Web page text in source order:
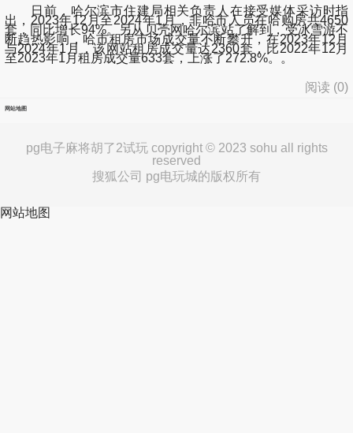
日前，哈尔滨市住建局相关负责人在接受媒体采访时指
出，2023年12月至2024年1月，非哈市人员在哈购房共4650
套，同比增长94%。另从贝壳网哈尔滨站了解到，受冰雪游不
断趋热影响，哈市租房市场成交量不断攀升，在2023年12月
与2024年1月，该网站租房成交量达2360套，比2022年12月
至2023年1月租房成交量633套，上涨了272.8%。。
阅读 (0)
网站地图
pg电子麻将胡了2试玩 copyright © 2023 sohu all rights
reserved
搜狐公司 pg电玩城的版权所有
网站地图